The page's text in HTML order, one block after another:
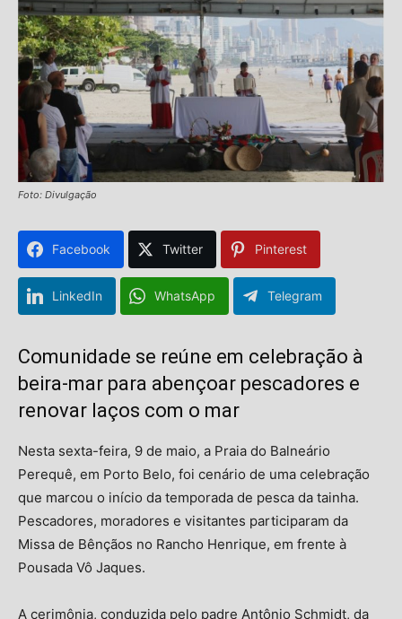
Foto: Divulgação
Facebook Twitter Pinterest
LinkedIn WhatsApp Telegram
Comunidade se reúne em celebração à
beira-mar para abençoar pescadores e
renovar laços com o mar
Nesta sexta-feira, 9 de maio, a Praia do Balneário
Perequê, em Porto Belo, foi cenário de uma celebração
que marcou o início da temporada de pesca da tainha.
Pescadores, moradores e visitantes participaram da
Missa de Bênçãos no Rancho Henrique, em frente à
Pousada Vô Jaques.
A cerimônia, conduzida pelo padre Antônio Schmidt, da